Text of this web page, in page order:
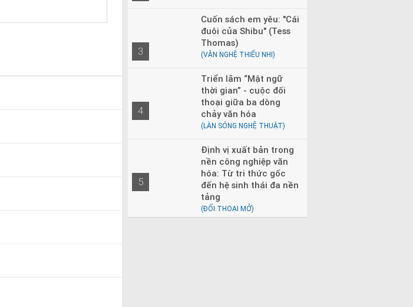
3
Cuốn sách em yêu: "Cái
đuôi của Shibu" (Tess
Thomas)
(VĂN NGHỆ THIẾU NHI)
4
Triển lãm “Mật ngữ
thời gian” - cuộc đối
thoại giữa ba dòng
chảy văn hóa
(LÀN SÓNG NGHỆ THUẬT)
5
Định vị xuất bản trong
nền công nghiệp văn
hóa: Từ tri thức gốc
đến hệ sinh thái đa nền
tảng
(ĐỐI THOẠI MỞ)